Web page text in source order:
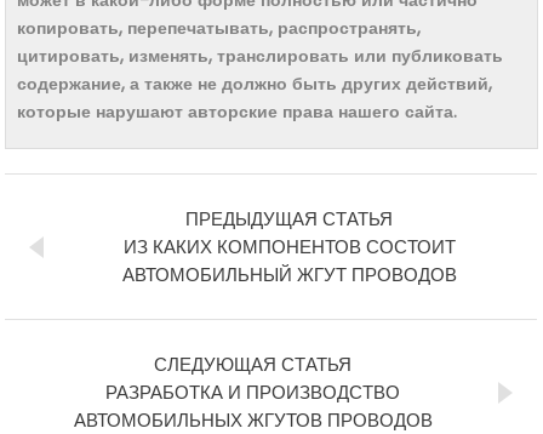
копировать, перепечатывать, распространять,
цитировать, изменять, транслировать или публиковать
содержание, а также не должно быть других действий,
которые нарушают авторские права нашего сайта.
ПРЕДЫДУЩАЯ СТАТЬЯ
ИЗ КАКИХ КОМПОНЕНТОВ СОСТОИТ
АВТОМОБИЛЬНЫЙ ЖГУТ ПРОВОДОВ
СЛЕДУЮЩАЯ СТАТЬЯ
РАЗРАБОТКА И ПРОИЗВОДСТВО
АВТОМОБИЛЬНЫХ ЖГУТОВ ПРОВОДОВ